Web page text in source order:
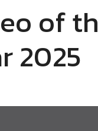
of
2025